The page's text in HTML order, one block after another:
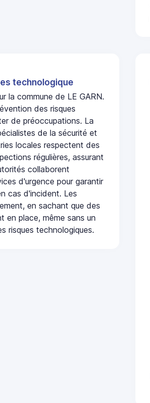
technologique
la commune de LE GARN.
des risques
de préoccupations. La
de la sécurité et
locales respectent des
régulières, assurant
collaborent
d'urgence pour garantir
cas d'incident. Les
en sachant que des
en place, même sans un
risques technologiques.